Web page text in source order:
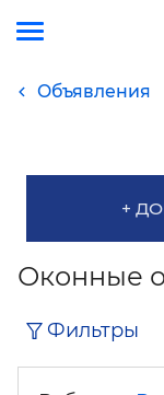
Объявления
+
Оконные
Фильтры